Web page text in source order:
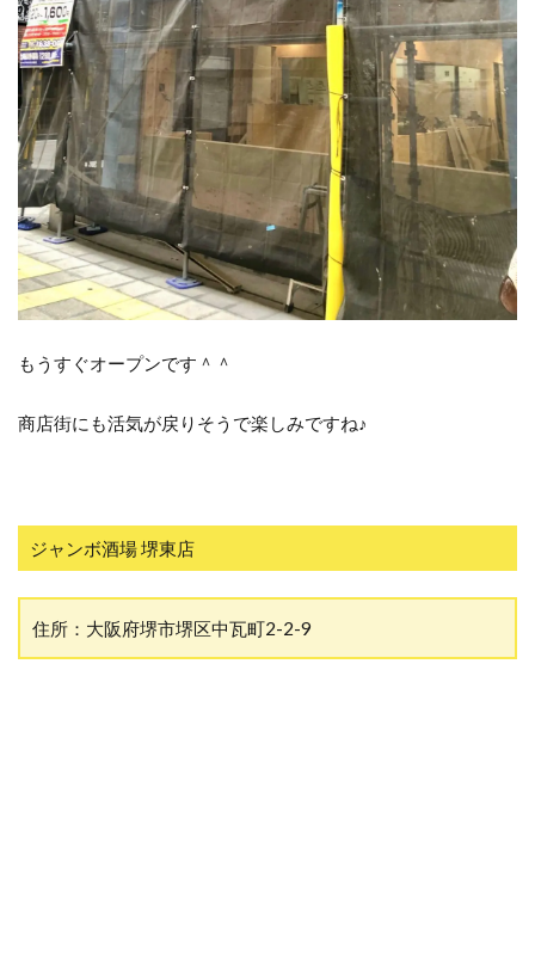
もうすぐオープンです＾＾
商店街にも活気が戻りそうで楽しみですね♪
ジャンボ酒場 堺東店
住所：大阪府堺市堺区中瓦町2-2-9